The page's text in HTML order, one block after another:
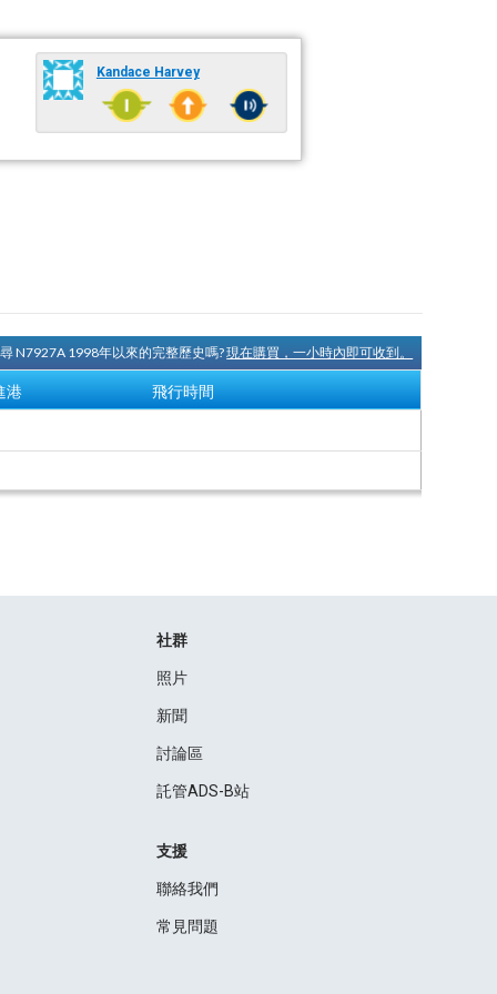
Kandace Harvey
N7927A 1998年以來的完整歷史嗎?現在購買，一小時內即可收到。
港 飛行時間
社群
照片
新聞
討論區
託管ADS-B站
支援
聯絡我們
常見問題